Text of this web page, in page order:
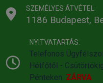
SZEMÉLYES ÁTVÉTEL:
1186 Budapest,
NYITVATARTÁS:
Telefonos
Hétfőtől -
Pénteken: ZÁRVA